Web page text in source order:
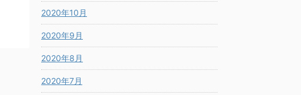
2020年10月
2020年9月
2020年8月
2020年7月